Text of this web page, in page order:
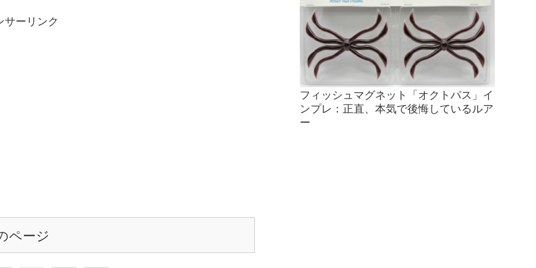
サーリンク
ページ
フィッシュマグネット「オクトパス」イ
ンプレ：正直、本気で後悔しているルア
ー